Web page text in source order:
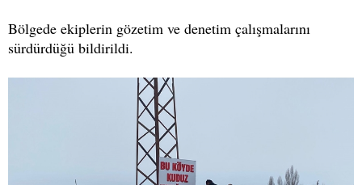
Bölgede ekiplerin gözetim ve denetim çalışmalarını
sürdürdüğü bildirildi.